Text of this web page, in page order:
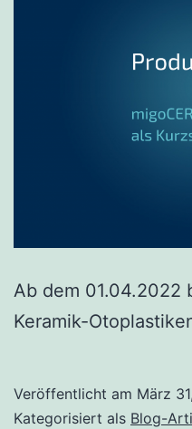
Ab dem 01.04.2022
Keramik-
Veröffentlicht am März
Kategorisiert als Blog-